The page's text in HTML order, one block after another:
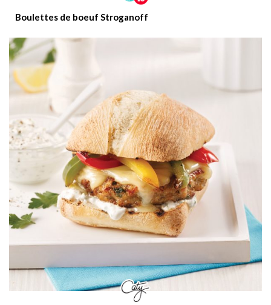
Boulettes de boeuf Stroganoff